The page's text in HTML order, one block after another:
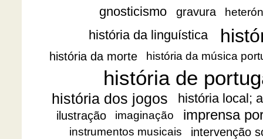
gnosticismo gravura
história da linguística
história da morte história da música
história de
história dos jogos história local;
ilustração imaginação imprensa
instrumentos musicais intervenção